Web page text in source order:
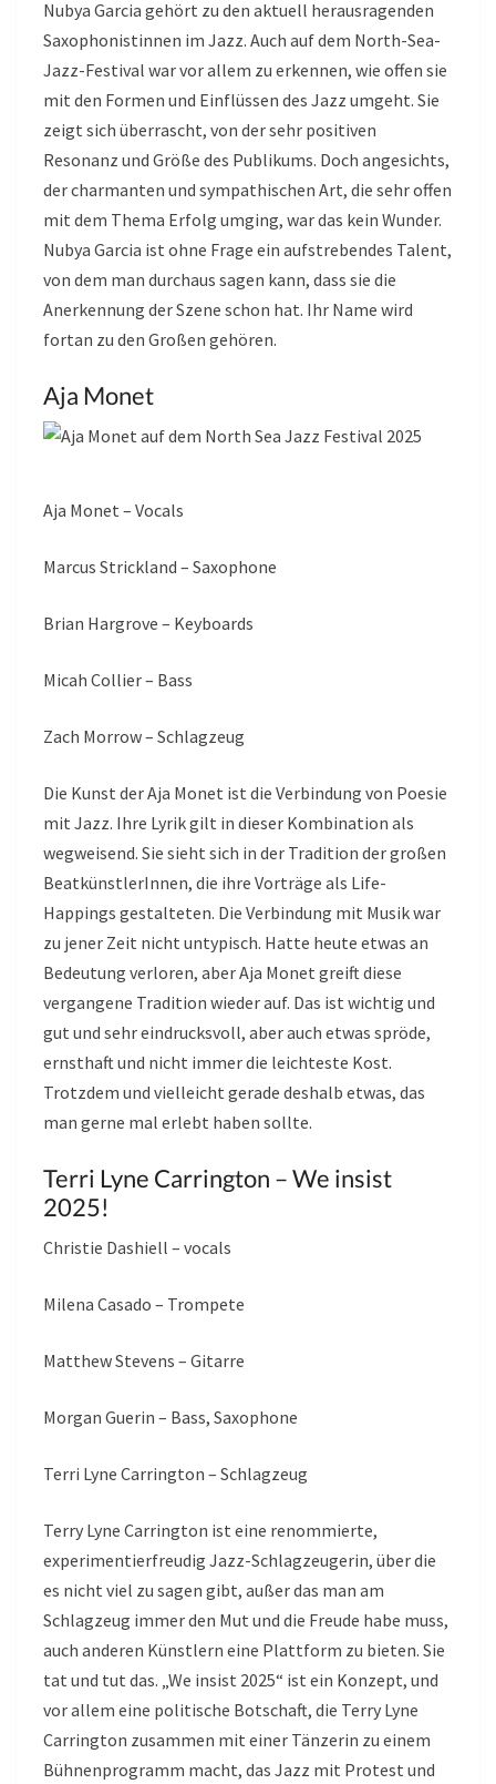
Nubya Garcia gehört zu den aktuell herausragenden
Saxophonistinnen im Jazz. Auch auf dem North-Sea-
Jazz-Festival war vor allem zu erkennen, wie offen sie
mit den Formen und Einflüssen des Jazz umgeht. Sie
zeigt sich überrascht, von der sehr positiven
Resonanz und Größe des Publikums. Doch angesichts,
der charmanten und sympathischen Art, die sehr offen
mit dem Thema Erfolg umging, war das kein Wunder.
Nubya Garcia ist ohne Frage ein aufstrebendes Talent,
von dem man durchaus sagen kann, dass sie die
Anerkennung der Szene schon hat. Ihr Name wird
fortan zu den Großen gehören.
Aja Monet
Aja Monet – Vocals
Marcus Strickland – Saxophone
Brian Hargrove – Keyboards
Micah Collier – Bass
Zach Morrow – Schlagzeug
Die Kunst der Aja Monet ist die Verbindung von Poesie
mit Jazz. Ihre Lyrik gilt in dieser Kombination als
wegweisend. Sie sieht sich in der Tradition der großen
BeatkünstlerInnen, die ihre Vorträge als Life-
Happings gestalteten. Die Verbindung mit Musik war
zu jener Zeit nicht untypisch. Hatte heute etwas an
Bedeutung verloren, aber Aja Monet greift diese
vergangene Tradition wieder auf. Das ist wichtig und
gut und sehr eindrucksvoll, aber auch etwas spröde,
ernsthaft und nicht immer die leichteste Kost.
Trotzdem und vielleicht gerade deshalb etwas, das
man gerne mal erlebt haben sollte.
Terri Lyne Carrington – We insist
2025!
Christie Dashiell – vocals
Milena Casado – Trompete
Matthew Stevens – Gitarre
Morgan Guerin – Bass, Saxophone
Terri Lyne Carrington – Schlagzeug
Terry Lyne Carrington ist eine renommierte,
experimentierfreudig Jazz-Schlagzeugerin, über die
es nicht viel zu sagen gibt, außer das man am
Schlagzeug immer den Mut und die Freude habe muss,
auch anderen Künstlern eine Plattform zu bieten. Sie
tat und tut das. „We insist 2025“ ist ein Konzept, und
vor allem eine politische Botschaft, die Terry Lyne
Carrington zusammen mit einer Tänzerin zu einem
Bühnenprogramm macht, das Jazz mit Protest und